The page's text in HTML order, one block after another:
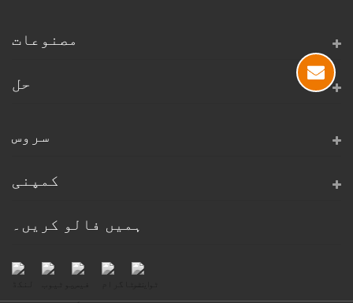
مصنوعات
حل
سروس
کمپنی
ہمیں فالو کریں۔